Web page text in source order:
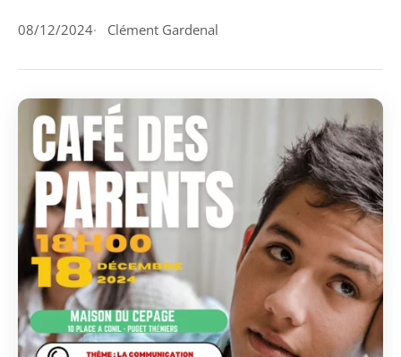
08/12/2024 Clément Gardenal